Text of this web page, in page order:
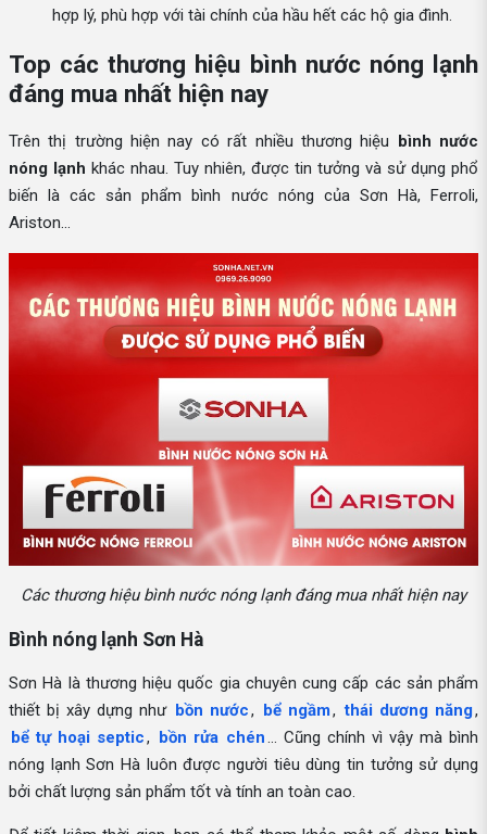
hợp lý, phù hợp với tài chính của hầu hết các hộ gia đình.
Top các thương hiệu bình nước nóng lạnh
đáng mua nhất hiện nay
Trên thị trường hiện nay có rất nhiều thương hiệu
bình nước
nóng lạnh khác nhau. Tuy nhiên, được tin tưởng và sử dụng phổ
biến là các sản phẩm bình nước nóng của Sơn Hà, Ferroli,
Ariston…
Các thương hiệu bình nước nóng lạnh đáng mua nhất hiện nay
Bình nóng lạnh Sơn Hà
Sơn Hà là thương hiệu quốc gia chuyên cung cấp các sản phẩm
thiết bị xây dựng như bồn nước, bể ngầm, thái dương năng,
bể tự hoại septic, bồn rửa chén… Cũng chính vì vậy mà bình
nóng lạnh Sơn Hà luôn được người tiêu dùng tin tưởng sử dụng
bởi chất lượng sản phẩm tốt và tính an toàn cao.